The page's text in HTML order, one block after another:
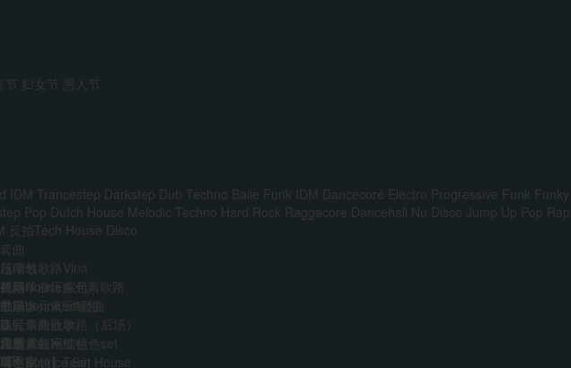
节 妇女节 愚人节
IDM Trancestep Darkstep Dub Techno Baile Funk IDM Dancecore Electro Progressive Funk Funky
Pop Dutch House Melodic Techno Hard Rock Raggacore Dancehall Nu Disco Jump Up Pop Rap
反拍Tech House Disco
套曲
越南鼓歌路Vina
前场House多元素歌路
主场多元素set套曲
多元素商业歌路（后场）
江南霓虹网红特色set
中文Bounce Set
压缩包
外网单曲压缩包
韩国boune压缩包
迷音单曲歌单
精选单曲压缩包
【合集包】Tech House
视频
歌单
DJ
音乐人
艺术家
免费
VIP
AI